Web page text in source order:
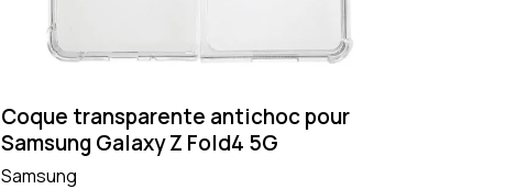
Coque transparente antichoc pour
Samsung Galaxy Z Fold4 5G
Samsung